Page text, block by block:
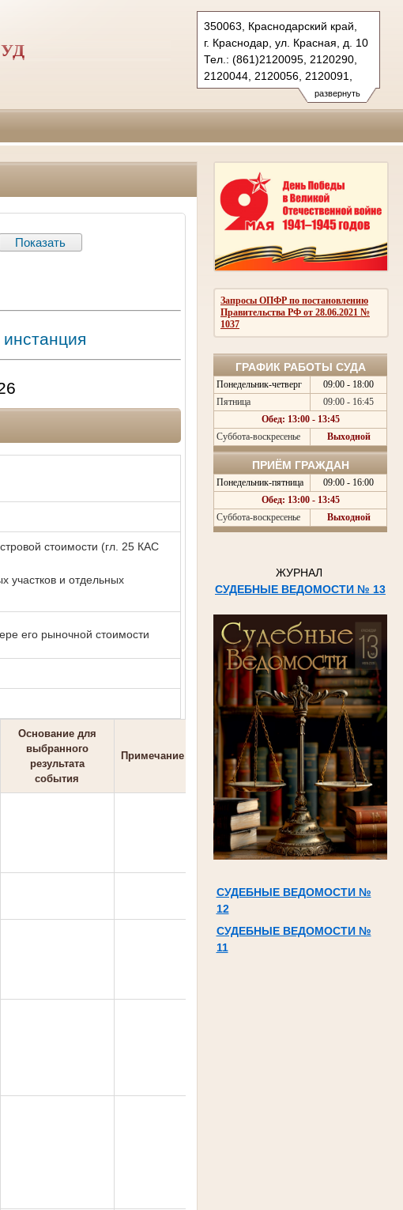
развернуть
350063, Краснодарский край,
г. Краснодар, ул. Красная, д. 10
Тел.: (861)2120095, 2120290,
2120044, 2120056, 2120091,
2683150(ф.)
kubansud@sudrf.ru
Запросы ОПФР по постановлению
Правительства РФ от 28.06.2021 №
1037
ГРАФИК РАБОТЫ СУДА
Понедельник-четверг
09:00 - 18:00
Пятница
09:00 - 16:45
Обед: 13:00 - 13:45
Суббота-воскресенье
Выходной
ПРИЁМ ГРАЖДАН
Понедельник-пятница
09:00 - 16:00
Обед: 13:00 - 13:45
Суббота-воскресенье
Выходной
ЖУРНАЛ
СУДЕБНЫЕ ВЕДОМОСТИ № 13
СУДЕБНЫЕ ВЕДОМОСТИ №
12
СУДЕБНЫЕ ВЕДОМОСТИ №
11
стоимости (гл. 25 КАС
участков и отдельных
его рыночной стоимости
Основание для
выбранного
результата
события
Примечание
Дата
размещения
01.06.2026
01.06.2026